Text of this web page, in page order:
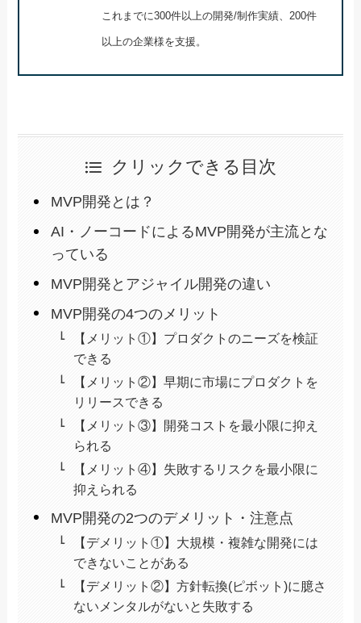
これまでに300件以上の開発/制作実績、200件
以上の企業様を支援。
クリックできる目次
MVP開発とは？
AI・ノーコードによるMVP開発が主流とな
っている
MVP開発とアジャイル開発の違い
MVP開発の4つのメリット
【メリット①】プロダクトのニーズを検証
できる
【メリット②】早期に市場にプロダクトを
リリースできる
【メリット③】開発コストを最小限に抑え
られる
【メリット④】失敗するリスクを最小限に
抑えられる
MVP開発の2つのデメリット・注意点
【デメリット①】大規模・複雑な開発には
できないことがある
【デメリット②】方針転換(ピボット)に臆さ
ないメンタルがないと失敗する